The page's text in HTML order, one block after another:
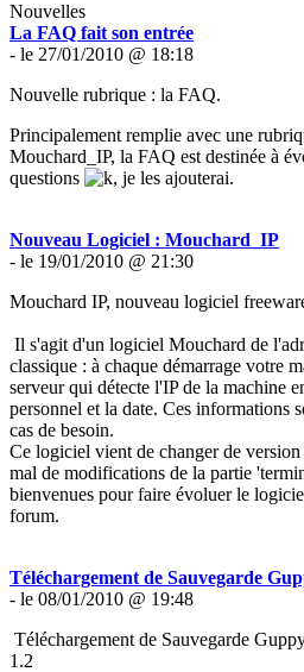
Nouvelles
La FAQ fait son entrée
- le 27/01/2010 @ 18:18
Nouvelle rubrique : la FAQ.
Principalement remplie avec une
Mouchard_IP, la FAQ est destinée à
questions
, je les ajouterai.
Nouveau Logiciel : Mouchard_IP
- le 19/01/2010 @ 21:30
Mouchard IP, nouveau logiciel
Il s'agit d'un logiciel Mouchard de
classique : à chaque démarrage votre
serveur qui détecte l'IP de la machine
personnel et la date. Ces informations
cas de besoin.
Ce logiciel vient de changer de
mal de modifications de la partie
bienvenues pour faire évoluer le
forum.
Téléchargement de Sauvegarde
- le 08/01/2010 @ 19:48
Téléchargement de Sauvegarde
1.2